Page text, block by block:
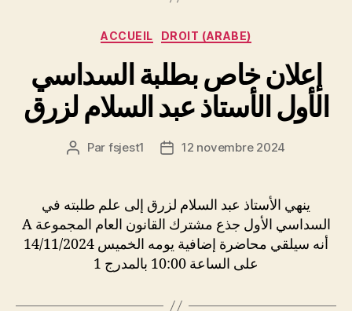
Catégories
ACCUEIL DROIT (ARABE)
إعلان خاص بطلبة السداسي
الأول الأستاذ عبد السلام لزرق
Auteur
Par fsjest1
Date12 novembre 2024
ينهي الأستاذ عبد السلام لزرق إلى علم طلبته في
السداسي الأول جذع مشترك القانون العام المجموعة A
أنه سيلقي محاضرة إضافية يومه الخميس 14/11/2024
على الساعة 10:00 بالمدرج 1